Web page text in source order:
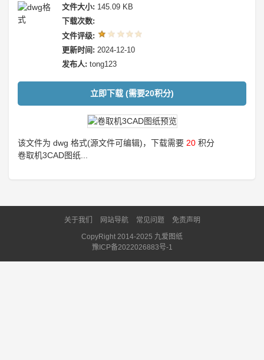
文件大小: 145.09 KB
下载次数:
文件评级:
更新时间: 2024-12-10
发布人: tong123
立即下载 (需要20积分)
该文件为 dwg 格式(源文件可编辑)，下载需要 20 积分
卷取机3CAD图纸...
关于我们 网站导航 常见问题
免责声明
CopyRight 2014-2025 九爱图纸
豫ICP备2022026883号-1